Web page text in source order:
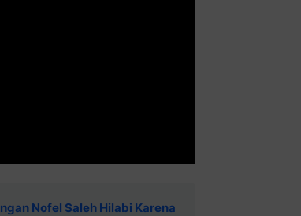
Nofel Saleh Hilabi Karena